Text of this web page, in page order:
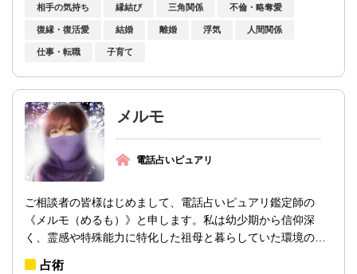
相手の気持ち 縁結び 三角関係 不倫・略奪愛
復縁・復活愛 結婚 離婚 浮気 人間関係
仕事・転職 子育て
メルモ
電話占いピュアリ
ご相談者の皆様はじめまして、電話占いピュアリ鑑定師の
《メルモ（めるも）》と申します。私は幼少期から信仰深
く、霊感や特殊能力に特化した祖母と暮らしていた環境のお
占術